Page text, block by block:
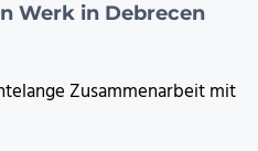
Werk in Debrecen
Zusammenarbeit mit